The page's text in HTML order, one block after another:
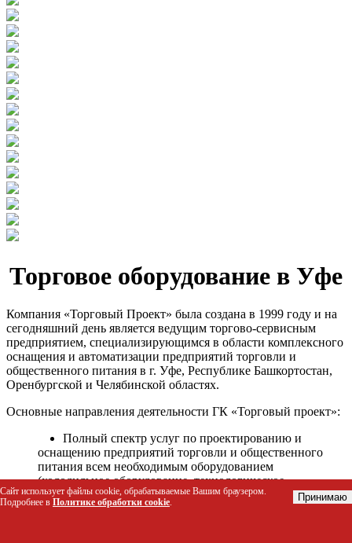
Торговое оборудование в Уфе
Компания «Торговый Проект» была создана в 1999 году и на
сегодняшний день является ведущим торгово-сервисным
предприятием, специализирующимся в области комплексного
оснащения и автоматизации предприятий торговли и
общественного питания в г. Уфе, Республике Башкортостан,
Оренбургской и Челябинской областях.
Основные направления деятельности ГК «Торговый проект»:
Полный спектр услуг по проектированию и
оснащению предприятий торговли и общественного
питания всем необходимым оборудованием
(холодильное оборудование, технологическое
оборудование, стеллажное оборудование и т.д.);
Автоматизация торговых процессов и внедрения
Сайт использует файлы cookie, обрабатываемые Вашим браузером.
Подробнее в Политике обработки cookie. Принимаю